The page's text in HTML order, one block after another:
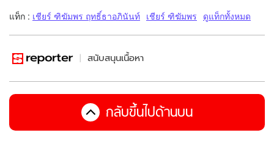
แท็ก : เชียร์ ฑิฆัมพร ฤทธิ์ธาอภินันท์ เชียร์ ฑิฆัมพร ดูแท็กทั้งหมด
สนับสนุนเนื้อหา
กลับขึ้นไปด้านบน